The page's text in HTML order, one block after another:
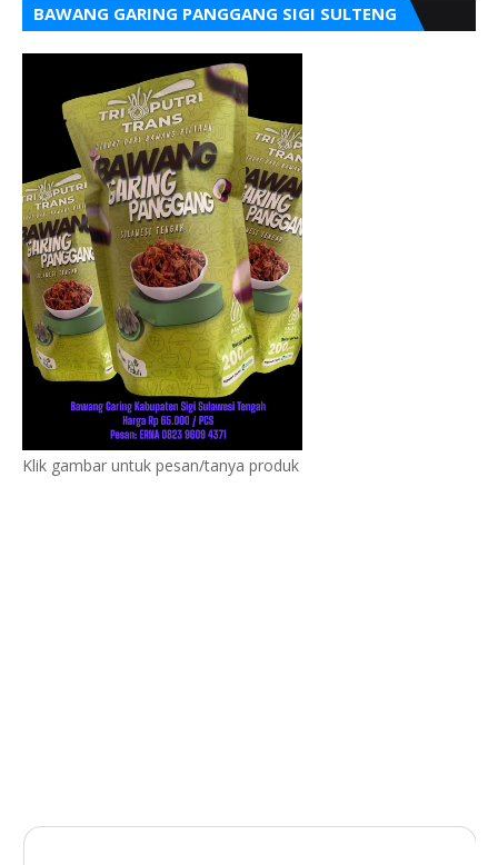
BAWANG GARING PANGGANG SIGI SULTENG
Klik gambar untuk pesan/tanya produk